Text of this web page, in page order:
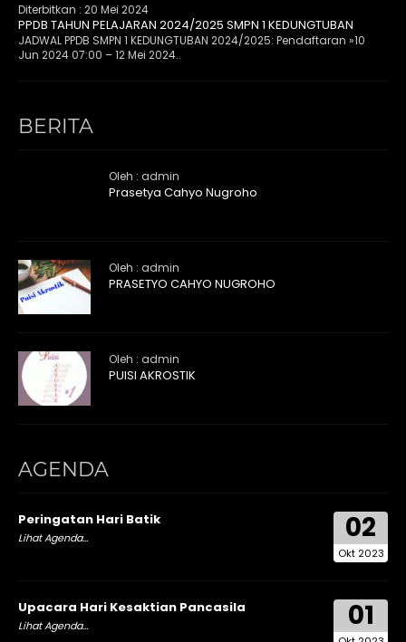
Diterbitkan : 20 Mei 2024
PPDB TAHUN PELAJARAN 2024/2025 SMPN 1 KEDUNGTUBAN
JADWAL PPDB SMPN 1 KEDUNGTUBAN 2024/2025: Pendaftaran »10
Jun 2024 07:00 – 12 Mei 2024..
BERITA
Oleh : admin
Prasetya Cahyo Nugroho
Oleh : admin
PRASETYO CAHYO NUGROHO
Oleh : admin
PUISI AKROSTIK
AGENDA
02
Okt 2023
Peringatan Hari Batik
Lihat Agenda...
01
Upacara Hari Kesaktian Pancasila
Lihat Agenda...